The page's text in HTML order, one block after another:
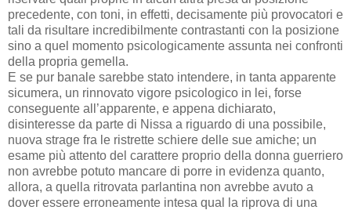
precedente, con toni, in effetti, decisamente più provocatori e
tali da risultare incredibilmente contrastanti con la posizione
sino a quel momento psicologicamente assunta nei confronti
della propria gemella.
E se pur banale sarebbe stato intendere, in tanta apparente
sicumera, un rinnovato vigore psicologico in lei, forse
conseguente all’apparente, e appena dichiarato,
disinteresse da parte di Nissa a riguardo di una possibile,
nuova strage fra le ristrette schiere delle sue amiche; un
esame più attento del carattere proprio della donna guerriero
non avrebbe potuto mancare di porre in evidenza quanto,
allora, a quella ritrovata parlantina non avrebbe avuto a
dover essere erroneamente intesa qual la riprova di una